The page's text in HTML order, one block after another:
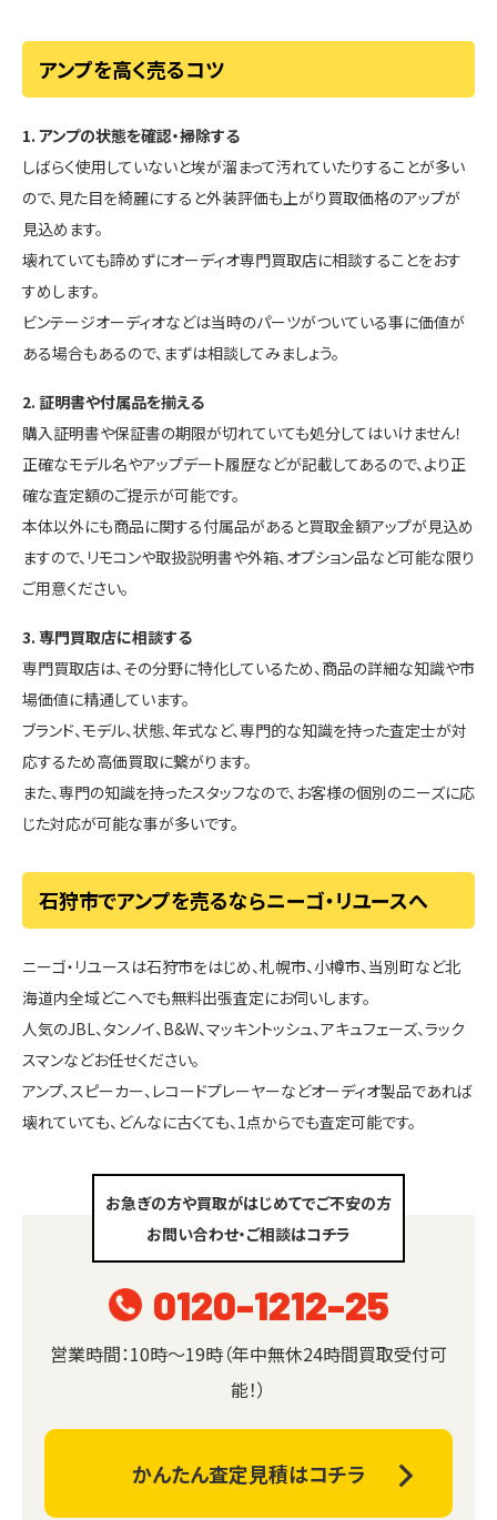
アンプを高く売るコツ
1. アンプの状態を確認・掃除する
しばらく使用していないと埃が溜まって汚れていたりすることが多い
ので、見た目を綺麗にすると外装評価も上がり買取価格のアップが
見込めます。
壊れていても諦めずにオーディオ専門買取店に相談することをおす
すめします。
ビンテージオーディオなどは当時のパーツがついている事に価値が
ある場合もあるので、まずは相談してみましょう。
2. 証明書や付属品を揃える
購入証明書や保証書の期限が切れていても処分してはいけません！
正確なモデル名やアップデート履歴などが記載してあるので、より正
確な査定額のご提示が可能です。
本体以外にも商品に関する付属品があると買取金額アップが見込め
ますので、リモコンや取扱説明書や外箱、オプション品など可能な限り
ご用意ください。
3. 専門買取店に相談する
専門買取店は、その分野に特化しているため、商品の詳細な知識や市
場価値に精通しています。
ブランド、モデル、状態、年式など、専門的な知識を持った査定士が対
応するため高価買取に繋がります。
また、専門の知識を持ったスタッフなので、お客様の個別のニーズに応
じた対応が可能な事が多いです。
石狩市でアンプを売るならニーゴ・リユースへ
ニーゴ・リユースは石狩市をはじめ、札幌市、小樽市、当別町など北
海道内全域どこへでも無料出張査定にお伺いします。
人気のJBL、タンノイ、B&W、マッキントッシュ、アキュフェーズ、ラック
スマンなどお任せください。
アンプ、スピーカー、レコードプレーヤーなどオーディオ製品であれば
壊れていても、どんなに古くても、1点からでも査定可能です。
お急ぎの方や買取がはじめてでご不安の方
お問い合わせ・ご相談はコチラ
0120-1212-25
営業時間：10時～19時（年中無休24時間買取受付可
能！）
かんたん査定見積はコチラ